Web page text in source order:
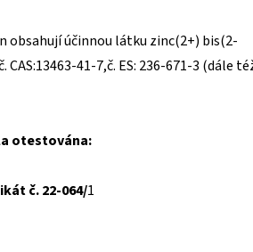
obsahují účinnou látku zinc(2+) bis(2-
41-7,č. ES: 236-671-3 (dále
otestována:
č. 22-064/1